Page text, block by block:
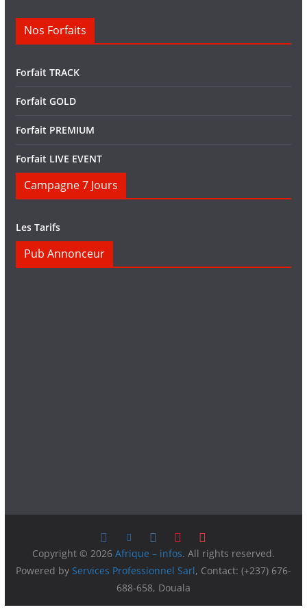
Nos Forfaits
Forfait TRACK
Forfait GOLD
Forfait PREMIUM
Forfait LIVE EVENT
Campagne 7 Jours
Les Tarifs
Pub Annonceur
Copyright © 2026 Afrique – infos. All rights reserved.
Powered by Services Professionnel Sarl, Contact: (+237) 676-
688-658, Douala